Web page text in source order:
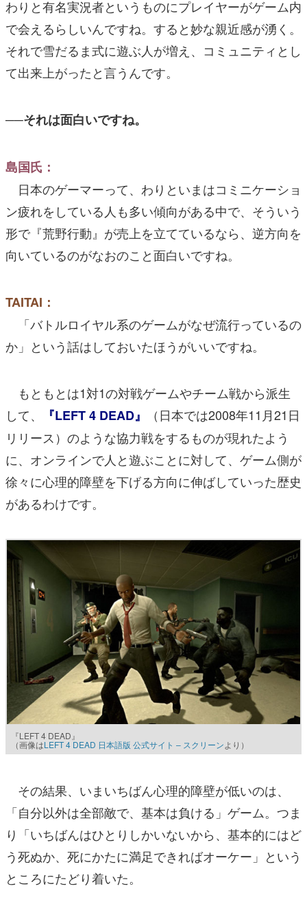
わりと有名実況者というものにプレイヤーがゲーム内
で会えるらしいんですね。すると妙な親近感が湧く。
それで雪だるま式に遊ぶ人が増え、コミュニティとし
て出来上がったと言うんです。
──それは面白いですね。
島国氏：
日本のゲーマーって、わりといまはコミニケーショ
ン疲れをしている人も多い傾向がある中で、そういう
形で『荒野行動』が売上を立てているなら、逆方向を
向いているのがなおのこと面白いですね。
TAITAI：
「バトルロイヤル系のゲームがなぜ流行っているの
か」という話はしておいたほうがいいですね。
もともとは1対1の対戦ゲームやチーム戦から派生
して、
『LEFT 4 DEAD』
（日本では2008年11月21日
リリース）のような協力戦をするものが現れたよう
に、オンラインで人と遊ぶことに対して、ゲーム側が
徐々に心理的障壁を下げる方向に伸ばしていった歴史
があるわけです。
『LEFT 4 DEAD』
（画像はLEFT 4 DEAD 日本語版 公式サイト – スクリーンより）
その結果、いまいちばん心理的障壁が低いのは、
「自分以外は全部敵で、基本は負ける」ゲーム。つま
り「いちばんはひとりしかいないから、基本的にはど
う死ぬか、死にかたに満足できればオーケー」という
ところにたどり着いた。